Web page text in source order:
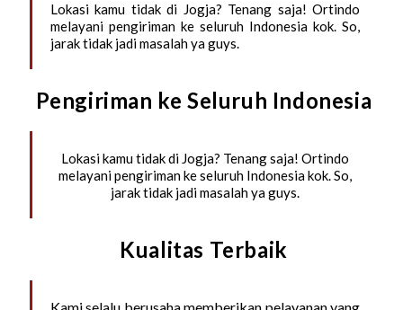
Lokasi kamu tidak di Jogja? Tenang saja! Ortindo
melayani pengiriman ke seluruh Indonesia kok. So,
jarak tidak jadi masalah ya guys.
Pengiriman ke Seluruh Indonesia
Lokasi kamu tidak di Jogja? Tenang saja! Ortindo
melayani pengiriman ke seluruh Indonesia kok. So,
jarak tidak jadi masalah ya guys.
Kualitas Terbaik